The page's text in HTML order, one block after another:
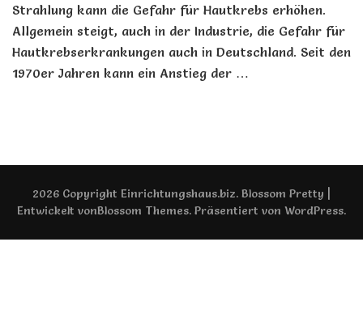
Strahlung kann die Gefahr für Hautkrebs erhöhen.
Allgemein steigt, auch in der Industrie, die Gefahr für
Hautkrebserkrankungen auch in Deutschland. Seit den
1970er Jahren kann ein Anstieg der …
2026 Copyright Einrichtungshaus.biz. Blossom Pretty |
Entwickelt vonBlossom Themes. Präsentiert von WordPress.